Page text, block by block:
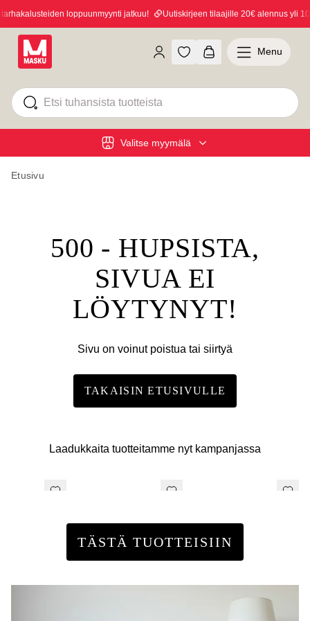
loppuunmyynti jatkuu! Uutiskirjeen tilaajille 20€ alennus yli
Valitse myymälä
Menu
Etusivu
500 - HUPSISTA,
SIVUA EI
LÖYTYNYT!
Sivu on voinut poistua tai siirtyä
TAKAISIN ETUSIVULLE
Laadukkaita tuotteitamme nyt kampanjassa
TÄSTÄ TUOTTEISIIN